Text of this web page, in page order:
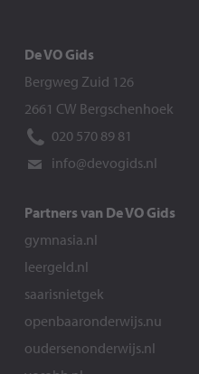
De VO Gids
Bergweg Zuid 126
2661 CW Bergschenhoek
020 570 89 81
info@devogids.nl
Partners van De VO Gids
gymnasia.nl
leergeld.nl
saarisnietgek
openbaaronderwijs.nu
oudersenonderwijs.nl